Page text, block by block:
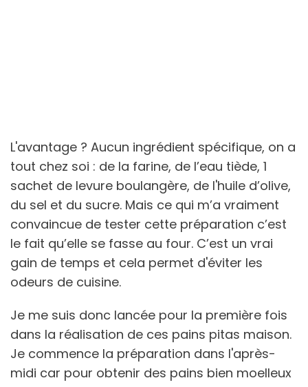
L'avantage ? Aucun ingrédient spécifique, on a
tout chez soi : de la farine, de l’eau tiède, 1
sachet de levure boulangère, de l'huile d’olive,
du sel et du sucre. Mais ce qui m’a vraiment
convaincue de tester cette préparation c’est
le fait qu’elle se fasse au four. C’est un vrai
gain de temps et cela permet d'éviter les
odeurs de cuisine.
Je me suis donc lancée pour la première fois
dans la réalisation de ces pains pitas maison.
Je commence la préparation dans l'après-
midi car pour obtenir des pains bien moelleux